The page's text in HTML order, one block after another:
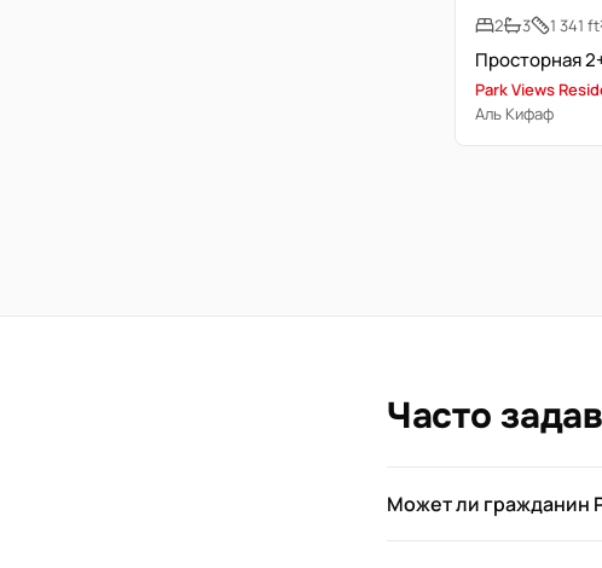
2
3 1 341
Park Views
Аль Кифаф
Часто
Может ли гражданин